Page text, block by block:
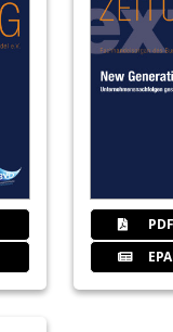
PDF